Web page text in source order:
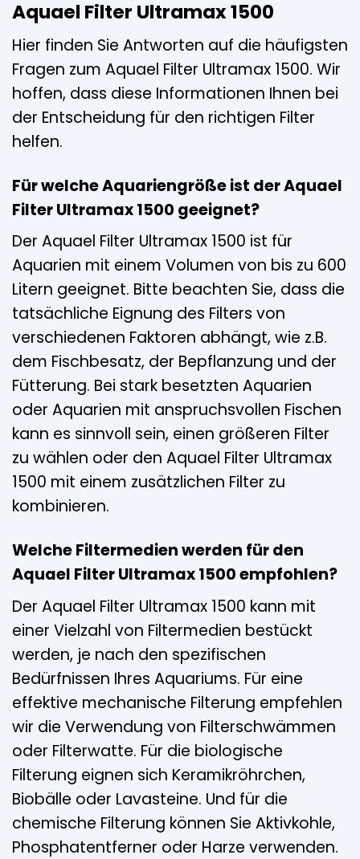
Aquael Filter Ultramax 1500
Hier finden Sie Antworten auf die häufigsten
Fragen zum Aquael Filter Ultramax 1500. Wir
hoffen, dass diese Informationen Ihnen bei
der Entscheidung für den richtigen Filter
helfen.
Für welche Aquariengröße ist der Aquael
Filter Ultramax 1500 geeignet?
Der Aquael Filter Ultramax 1500 ist für
Aquarien mit einem Volumen von bis zu 600
Litern geeignet. Bitte beachten Sie, dass die
tatsächliche Eignung des Filters von
verschiedenen Faktoren abhängt, wie z.B.
dem Fischbesatz, der Bepflanzung und der
Fütterung. Bei stark besetzten Aquarien
oder Aquarien mit anspruchsvollen Fischen
kann es sinnvoll sein, einen größeren Filter
zu wählen oder den Aquael Filter Ultramax
1500 mit einem zusätzlichen Filter zu
kombinieren.
Welche Filtermedien werden für den
Aquael Filter Ultramax 1500 empfohlen?
Der Aquael Filter Ultramax 1500 kann mit
einer Vielzahl von Filtermedien bestückt
werden, je nach den spezifischen
Bedürfnissen Ihres Aquariums. Für eine
effektive mechanische Filterung empfehlen
wir die Verwendung von Filterschwämmen
oder Filterwatte. Für die biologische
Filterung eignen sich Keramikröhrchen,
Biobälle oder Lavasteine. Und für die
chemische Filterung können Sie Aktivkohle,
Phosphatentferner oder Harze verwenden.